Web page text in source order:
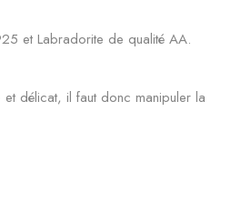
et Labradorite de qualité AA.
et délicat, il faut donc manipuler la